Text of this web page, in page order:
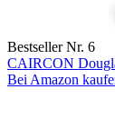
Bestseller Nr. 6
CAIRCON
Bei Amazon